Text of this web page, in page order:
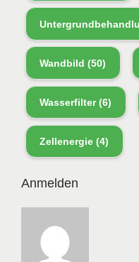
Wandbild (50)
Wasserfilter(6)
Zellenergie (4)
Anmelden